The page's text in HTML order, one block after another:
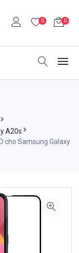
0 0
A20s
cho Samsung Galaxy